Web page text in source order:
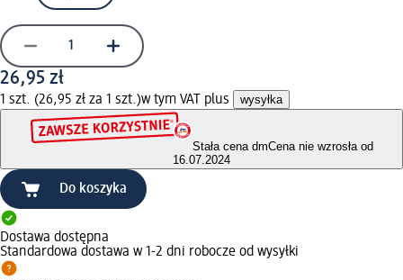
26,95 zł
1 szt. (26,95 zł za 1 szt.)w tym VAT plus wysyłka
Stała cena dmCena nie wzrosła od
16.07.2024
Do koszyka
Dostawa dostępna
Standardowa dostawa w 1-2 dni robocze od wysyłki